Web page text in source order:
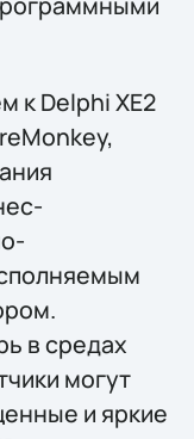
к Delphi XE2
в средах
могут
и яркие